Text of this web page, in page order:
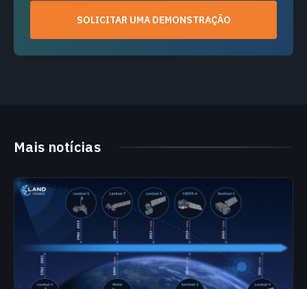
SOLICITAR UMA DEMONSTRAÇÃO
Mais notícias